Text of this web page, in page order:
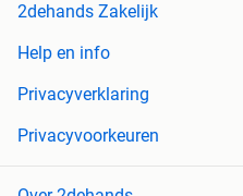
2dehands Zakelijk
Help en info
Privacyverklaring
Privacyvoorkeuren